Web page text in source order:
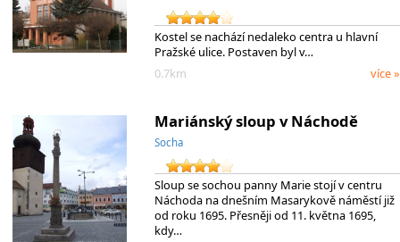
Kostel se nachází nedaleko centra u hlavní
Pražské ulice. Postaven byl v…
0.7km
více »
Mariánský sloup v Náchodě
Socha
Sloup se sochou panny Marie stojí v centru
Náchoda na dnešním Masarykově náměstí již
od roku 1695. Přesněji od 11. května 1695,
kdy…